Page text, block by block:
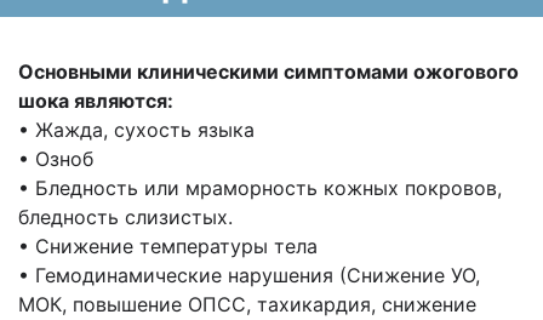
Основными клиническими симптомами ожогового
шока являются:
• Жажда, сухость языка
• Озноб
• Бледность или мраморность кожных покровов,
бледность слизистых.
• Снижение температуры тела
• Гемодинамические нарушения (Снижение УО,
МОК, повышение ОПСС, тахикардия, снижение